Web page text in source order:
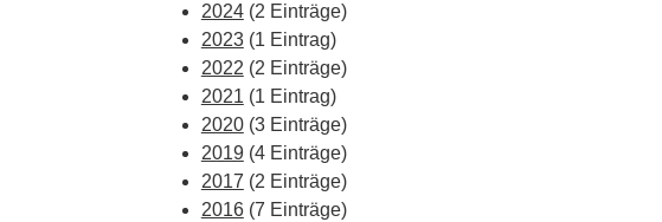
2024(2 Einträge)
2023(1 Eintrag)
2022 (2 Einträge)
2021 (1 Eintrag)
2020(3 Einträge)
2019(4 Einträge)
2017 (2 Einträge)
2016(7 Einträge)